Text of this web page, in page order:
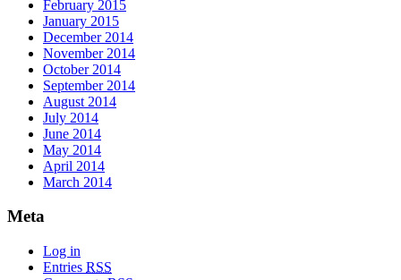
February 2015
January 2015
December 2014
November 2014
October 2014
September 2014
August 2014
July 2014
June 2014
May 2014
April 2014
March 2014
Meta
Log in
Entries RSS